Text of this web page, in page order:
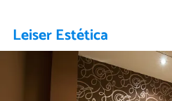
Leiser Estética